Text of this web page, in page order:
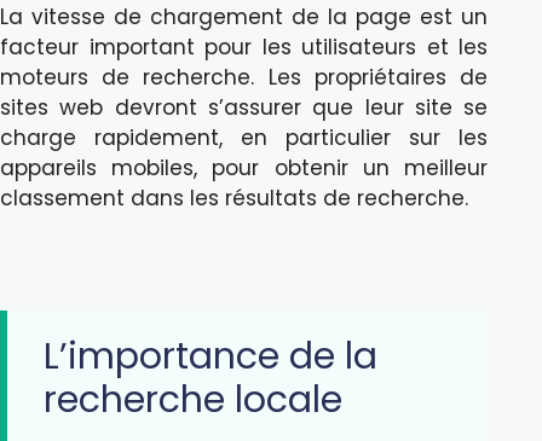
La vitesse de chargement de la page est un
facteur important pour les utilisateurs et les
moteurs de recherche. Les propriétaires de
sites web devront s’assurer que leur site se
charge rapidement, en particulier sur les
appareils mobiles, pour obtenir un meilleur
classement dans les résultats de recherche.
L’importance de la
recherche locale